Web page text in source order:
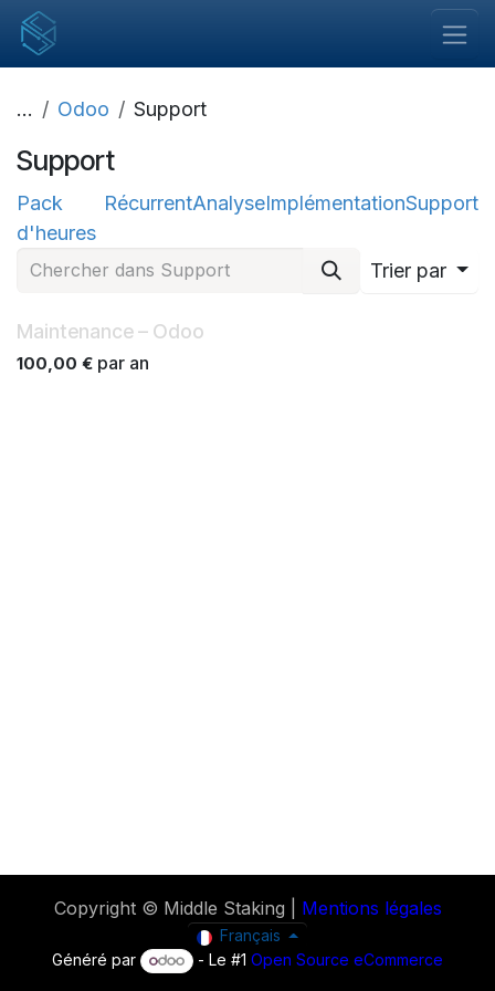
Se rendre au contenu
... Odoo Support
Support
Pack
d'heures
RécurrentAnalyseImplémentationSupport
Trier par
Mensuel
Maintenance – Odoo
100,00 € par an
Copyright © Middle Staking | Mentions légales
Français
Généré par
- Le #1Open Source eCommerce